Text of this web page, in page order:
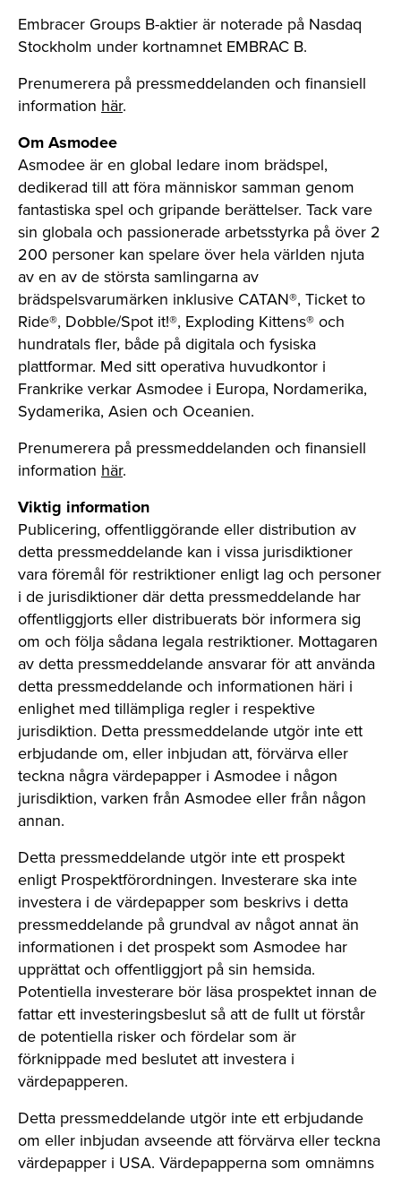
Embracer Groups B-aktier är noterade på Nasdaq
Stockholm under kortnamnet EMBRAC B.
Prenumerera på pressmeddelanden och finansiell
information här.
Om Asmodee
Asmodee är en global ledare inom brädspel,
dedikerad till att föra människor samman genom
fantastiska spel och gripande berättelser. Tack vare
sin globala och passionerade arbetsstyrka på över 2
200 personer kan spelare över hela världen njuta
av en av de största samlingarna av
brädspelsvarumärken inklusive CATAN®, Ticket to
Ride®, Dobble/Spot it!®, Exploding Kittens® och
hundratals fler, både på digitala och fysiska
plattformar. Med sitt operativa huvudkontor i
Frankrike verkar Asmodee i Europa, Nordamerika,
Sydamerika, Asien och Oceanien.
Prenumerera på pressmeddelanden och finansiell
information här.
Viktig information
Publicering, offentliggörande eller distribution av
detta pressmeddelande kan i vissa jurisdiktioner
vara föremål för restriktioner enligt lag och personer
i de jurisdiktioner där detta pressmeddelande har
offentliggjorts eller distribuerats bör informera sig
om och följa sådana legala restriktioner. Mottagaren
av detta pressmeddelande ansvarar för att använda
detta pressmeddelande och informationen häri i
enlighet med tillämpliga regler i respektive
jurisdiktion. Detta pressmeddelande utgör inte ett
erbjudande om, eller inbjudan att, förvärva eller
teckna några värdepapper i Asmodee i någon
jurisdiktion, varken från Asmodee eller från någon
annan.
Detta pressmeddelande utgör inte ett prospekt
enligt Prospektförordningen. Investerare ska inte
investera i de värdepapper som beskrivs i detta
pressmeddelande på grundval av något annat än
informationen i det prospekt som Asmodee har
upprättat och offentliggjort på sin hemsida.
Potentiella investerare bör läsa prospektet innan de
fattar ett investeringsbeslut så att de fullt ut förstår
de potentiella risker och fördelar som är
förknippade med beslutet att investera i
värdepapperen.
Detta pressmeddelande utgör inte ett erbjudande
om eller inbjudan avseende att förvärva eller teckna
värdepapper i USA. Värdepapperna som omnämns